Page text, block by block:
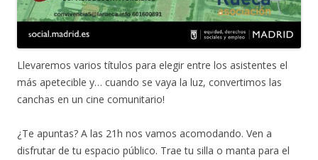
Llevaremos varios títulos para elegir entre los asistentes el
más apetecible y… cuando se vaya la luz, convertimos las
canchas en un cine comunitario!
¿Te apuntas? A las 21h nos vamos acomodando. Ven a
disfrutar de tu espacio público. Trae tu silla o manta para el